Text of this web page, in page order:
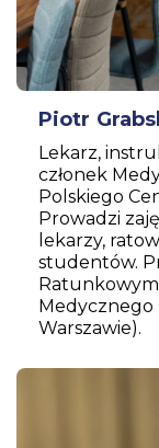
Piotr
Lekarz,
członek
Polskiego
Prowadzi
lekarzy,
studentów.
Medycznego
Warszawie).